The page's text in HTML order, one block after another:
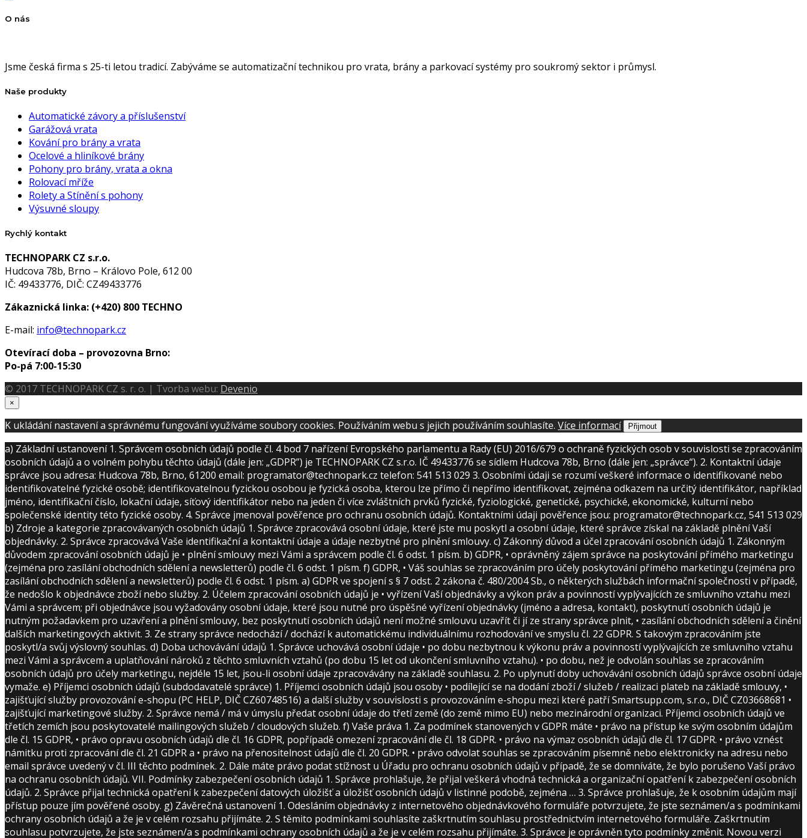
O nás
Jsme česká firma s 25-ti letou tradicí. Zabýváme se automatizační technikou pro vrata, brány a parkovací systémy pro soukromý sektor i průmysl.
Naše produkty
Automatické závory a příslušenství
Garážová vrata
Kování pro brány a vrata
Ocelové a hliníkové brány
Pohony pro brány, vrata a okna
Rolovací mříže
Rolety a Stínění s pohony
Výsuvné sloupy
Rychlý kontakt
TECHNOPARK CZ s.r.o.
Hudcova 78b, Brno – Královo Pole, 612 00
IČ: 49433776, DIČ: CZ49433776
Zákaznická linka: (+420) 800 TECHNO
E-mail: info@technopark.cz
Otevírací doba – provozovna Brno:
Po-pá 7:00-15:30
© 2017 TECHNOPARK CZ s. r. o. | Tvorba webu: Devenio
×
K ukládání nastavení a správnému fungování využíváme soubory cookies. Používáním webu s jejich používáním souhlasíte. Více informací Přijmout
a) Základní ustanovení 1. Správcem osobních údajů podle čl. 4 bod 7 nařízení Evropského parlamentu a Rady (EU) 2016/679 o ochraně fyzických osob v souvislosti se zpracováním
osobních údajů a o volném pohybu těchto údajů (dále jen: „GDPR”) je TECHNOPARK CZ s.r.o. IČ 49433776 se sídlem Hudcova 78b, Brno (dále jen: „správce“). 2. Kontaktní údaje
správce jsou adresa: Hudcova 78b, Brno, 61200 email: programator@technopark.cz telefon: 541 513 029 3. Osobními údaji se rozumí veškeré informace o identifikované nebo
identifikovatelné fyzické osobě; identifikovatelnou fyzickou osobou je fyzická osoba, kterou lze přímo či nepřímo identifikovat, zejména odkazem na určitý identifikátor, například
jméno, identifikační číslo, lokační údaje, síťový identifikátor nebo na jeden či více zvláštních prvků fyzické, fyziologické, genetické, psychické, ekonomické, kulturní nebo
společenské identity této fyzické osoby. 4. Správce jmenoval pověřence pro ochranu osobních údajů. Kontaktními údaji pověřence jsou: programator@technopark.cz, 541 513 029
b) Zdroje a kategorie zpracovávaných osobních údajů 1. Správce zpracovává osobní údaje, které jste mu poskytl a osobní údaje, které správce získal na základě plnění Vaší
objednávky. 2. Správce zpracovává Vaše identifikační a kontaktní údaje a údaje nezbytné pro plnění smlouvy. c) Zákonný důvod a účel zpracování osobních údajů 1. Zákonným
důvodem zpracování osobních údajů je • plnění smlouvy mezi Vámi a správcem podle čl. 6 odst. 1 písm. b) GDPR, • oprávněný zájem správce na poskytování přímého marketingu
(zejména pro zasílání obchodních sdělení a newsletterů) podle čl. 6 odst. 1 písm. f) GDPR, • Váš souhlas se zpracováním pro účely poskytování přímého marketingu (zejména pro
zasílání obchodních sdělení a newsletterů) podle čl. 6 odst. 1 písm. a) GDPR ve spojení s § 7 odst. 2 zákona č. 480/2004 Sb., o některých službách informační společnosti v případě,
že nedošlo k objednávce zboží nebo služby. 2. Účelem zpracování osobních údajů je • vyřízení Vaší objednávky a výkon práv a povinností vyplývajících ze smluvního vztahu mezi
Vámi a správcem; při objednávce jsou vyžadovány osobní údaje, které jsou nutné pro úspěšné vyřízení objednávky (jméno a adresa, kontakt), poskytnutí osobních údajů je
nutným požadavkem pro uzavření a plnění smlouvy, bez poskytnutí osobních údajů není možné smlouvu uzavřít či jí ze strany správce plnit, • zasílání obchodních sdělení a činění
dalších marketingových aktivit. 3. Ze strany správce nedochází / dochází k automatickému individuálnímu rozhodování ve smyslu čl. 22 GDPR. S takovým zpracováním jste
poskytl/a svůj výslovný souhlas. d) Doba uchovávání údajů 1. Správce uchovává osobní údaje • po dobu nezbytnou k výkonu práv a povinností vyplývajících ze smluvního vztahu
mezi Vámi a správcem a uplatňování nároků z těchto smluvních vztahů (po dobu 15 let od ukončení smluvního vztahu). • po dobu, než je odvolán souhlas se zpracováním
osobních údajů pro účely marketingu, nejdéle 15 let, jsou-li osobní údaje zpracovávány na základě souhlasu. 2. Po uplynutí doby uchovávání osobních údajů správce osobní údaje
vymaže. e) Příjemci osobních údajů (subdodavatelé správce) 1. Příjemci osobních údajů jsou osoby • podílející se na dodání zboží / služeb / realizaci plateb na základě smlouvy, •
zajišťující služby provozování e-shopu (PC HELP, DIČ CZ60748516) a další služby v souvislosti s provozováním e-shopu mezi které patří Smartsupp.com, s.r.o., DIČ CZ03668681 •
zajišťující marketingové služby. 2. Správce nemá / má v úmyslu předat osobní údaje do třetí země (do země mimo EU) nebo mezinárodní organizaci. Příjemci osobních údajů ve
třetích zemích jsou poskytovatelé mailingových služeb / cloudových služeb. f) Vaše práva 1. Za podmínek stanovených v GDPR máte • právo na přístup ke svým osobním údajům
dle čl. 15 GDPR, • právo opravu osobních údajů dle čl. 16 GDPR, popřípadě omezení zpracování dle čl. 18 GDPR. • právo na výmaz osobních údajů dle čl. 17 GDPR. • právo vznést
námitku proti zpracování dle čl. 21 GDPR a • právo na přenositelnost údajů dle čl. 20 GDPR. • právo odvolat souhlas se zpracováním písemně nebo elektronicky na adresu nebo
email správce uvedený v čl. III těchto podmínek. 2. Dále máte právo podat stížnost u Úřadu pro ochranu osobních údajů v případě, že se domníváte, že bylo porušeno Vaší právo
na ochranu osobních údajů. VII. Podmínky zabezpečení osobních údajů 1. Správce prohlašuje, že přijal veškerá vhodná technická a organizační opatření k zabezpečení osobních
údajů. 2. Správce přijal technická opatření k zabezpečení datových úložišť a úložišť osobních údajů v listinné podobě, zejména … 3. Správce prohlašuje, že k osobním údajům mají
přístup pouze jím pověřené osoby. g) Závěrečná ustanovení 1. Odesláním objednávky z internetového objednávkového formuláře potvrzujete, že jste seznámen/a s podmínkami
ochrany osobních údajů a že je v celém rozsahu přijímáte. 2. S těmito podmínkami souhlasíte zaškrtnutím souhlasu prostřednictvím internetového formuláře. Zaškrtnutím
souhlasu potvrzujete, že jste seznámen/a s podmínkami ochrany osobních údajů a že je v celém rozsahu přijímáte. 3. Správce je oprávněn tyto podmínky změnit. Novou verzi